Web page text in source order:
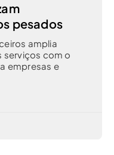
pesados
amplia
serviços com o
empresas e